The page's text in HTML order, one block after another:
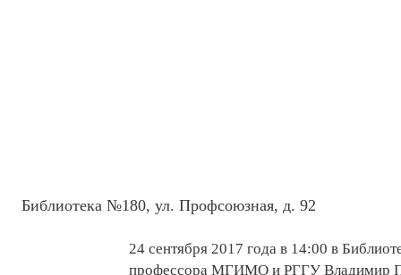
Библиотека №180, ул. Профсоюзная, д. 92
24 сентября 2017 года в 14:00 в
профессора МГИМО и РГГУ Владимир